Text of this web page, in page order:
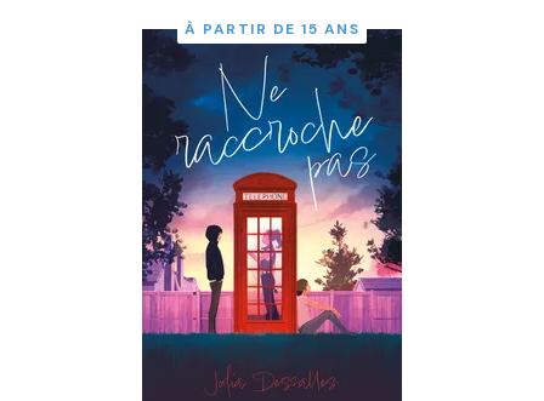
À PARTIR DE 15 ANS